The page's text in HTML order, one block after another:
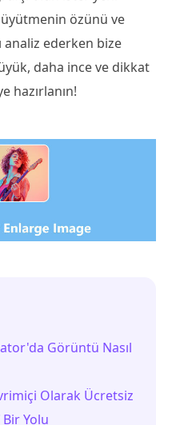
özünü ve
analiz ederken bize
daha ince ve dikkat
hazırlanın!
Görüntü Nasıl
Olarak Ücretsiz
Yolu